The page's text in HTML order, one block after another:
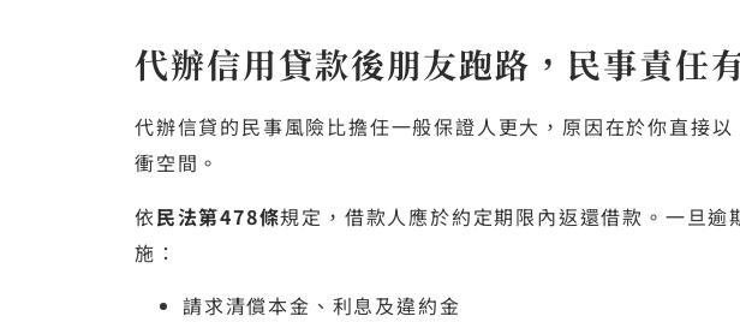
代辦信用貸款後朋友跑路，民事責任
代辦信貸的民事風險比擔任一般保證人更大，原因在於你直接
衝空間。
依民法第478條規定，借款人應於約定期限內返還借款。一旦
施：
請求清償本金、利息及違約金